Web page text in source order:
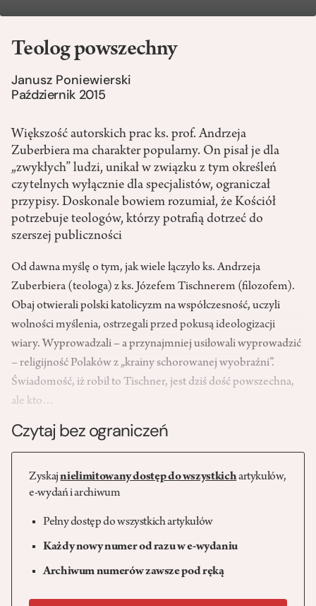
Teolog powszechny
Janusz Poniewierski
Październik 2015
Większość autorskich prac ks. prof. Andrzeja
Zuberbiera ma charakter popularny. On pisał je dla
„zwykłych” ludzi, unikał w związku z tym określeń
czytelnych wyłącznie dla specjalistów, ograniczał
przypisy. Doskonale bowiem rozumiał, że Kościół
potrzebuje teologów, którzy potrafią dotrzeć do
szerszej publiczności
Od dawna myślę o tym, jak wiele łączyło ks. Andrzeja
Zuberbiera (teologa) z ks. Józefem Tischnerem (filozofem).
Obaj otwierali polski katolicyzm na współczesność, uczyli
wolności myślenia, ostrzegali przed pokusą ideologizacji
wiary. Wyprowadzali – a przynajmniej usiłowali wyprowadzić
– religijność Polaków z „krainy schorowanej wyobraźni”.
Świadomość, iż robił to Tischner, jest dziś dość powszechna,
ale kto…
Czytaj bez ograniczeń
Zyskajnielimitowany dostęp do wszystkichartykułów,
e-wydań i archiwum
Pełny dostęp do wszystkich artykułów
Każdy nowy numer od razu w e-wydaniu
Archiwum numerów zawsze pod ręką